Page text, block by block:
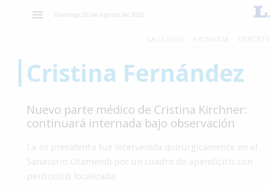
Domingo,02 de Agosto de 2026
Mundo
Cultura
Tecnología
Cristina Fernández
Nuevo parte médico de Cristina Kirchner:
continuará internada bajo observación
La ex presidenta fue intervenida quirúrgicamente en el
Sanatorio Otamendi por un cuadro de apendicitis con
peritonitis localizada.